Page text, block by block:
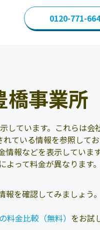
0120-771-664
橋事業所
しています。これらは会
れている情報を参照して
報などを表示しています
って料金が異なります
報を確認してみましょう
料金比較（無料） をお試